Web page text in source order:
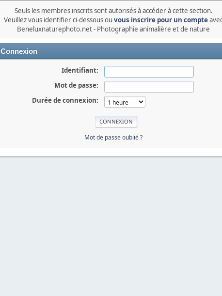
Seuls les membres inscrits sont autorisés à accéder à cette section.
Veuillez vous identifier ci-dessous ou vous inscrire pour un compte
Beneluxnaturephoto.net - Photographie animalière et de nature
Connexion
Identifiant:
Mot de passe:
Durée de connexion:
Mot de passe oublié ?